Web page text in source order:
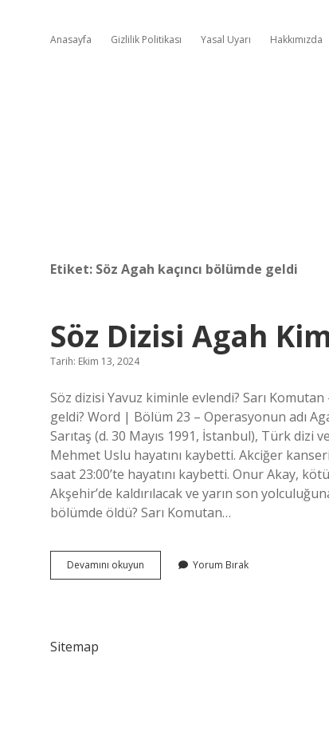
Anasayfa Gizlilik Politikası Yasal Uyarı Hakkımızda
Etiket: Söz Agah kaçıncı bölümde geldi
Söz Dizisi Agah
Tarih: Ekim 13, 2024
Söz dizisi Yavuz kiminle evlendi? Sarı
geldi? Word | Bölüm 23 – Operasyonun adı
Sarıtaş (d. 30 Mayıs 1991, İstanbul), Türk dizi
Mehmet Uslu hayatını kaybetti. Akciğer
saat 23:00’te hayatını kaybetti. Onur Akay,
Akşehir’de kaldırılacak ve yarın son
bölümde öldü? Sarı Komutan…
Devamını okuyun
Dizisi
Yorum Bırak
Sitemap